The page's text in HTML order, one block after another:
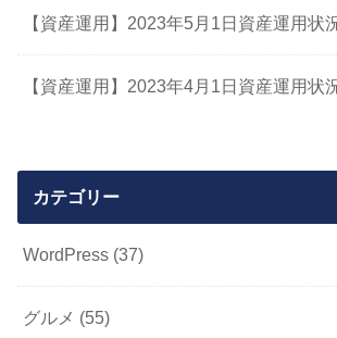
【資産運用】2023年5月1日資産運用状
【資産運用】2023年4月1日資産運用状
カテゴリー
WordPress (37)
グルメ (55)